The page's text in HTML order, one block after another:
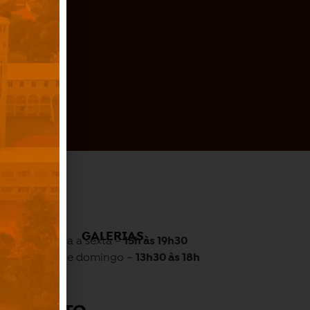
GALERIAS
Quarta a sexta –15h às 19h30
Sábado e domingo –13h30 às 18h